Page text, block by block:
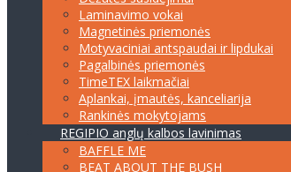
Laminavimo vokai
Magnetinės priemonės
Motyvaciniai antspaudai ir lipdukai
Pagalbinės priemonės
TimeTEX laikmačiai
Aplankai, įmautės, kanceliarija
Rankinės mokytojams
REGIPIO anglų kalbos lavinimas
BAFFLE ME
BEAT ABOUT THE BUSH